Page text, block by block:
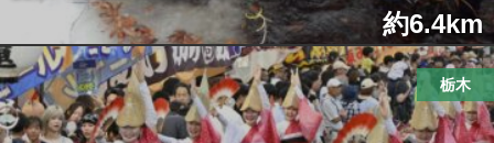
約6.4km
栃木